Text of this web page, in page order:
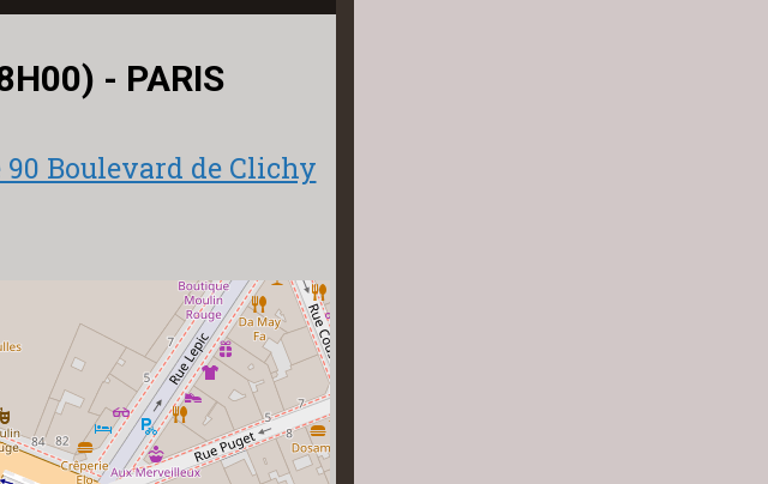
- PARIS
Boulevard de Clichy